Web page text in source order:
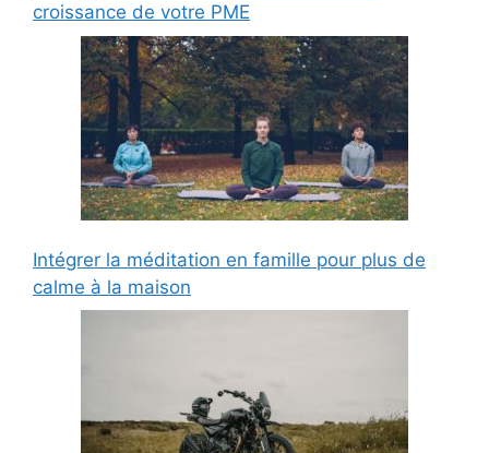
croissance de votre PME
Intégrer la méditation en famille pour plus de
calme à la maison